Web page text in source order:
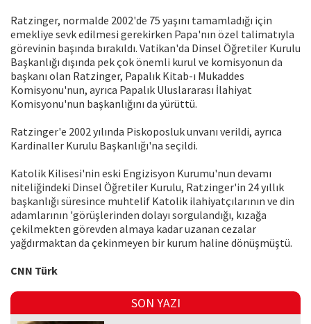
Ratzinger, normalde 2002'de 75 yaşını tamamladığı için
emekliye sevk edilmesi gerekirken Papa'nın özel talimatıyla
görevinin başında bırakıldı. Vatikan'da Dinsel Öğretiler Kurulu
Başkanlığı dışında pek çok önemli kurul ve komisyonun da
başkanı olan Ratzinger, Papalık Kitab-ı Mukaddes
Komisyonu'nun, ayrıca Papalık Uluslararası İlahiyat
Komisyonu'nun başkanlığını da yürüttü.
Ratzinger'e 2002 yılında Piskoposluk unvanı verildi, ayrıca
Kardinaller Kurulu Başkanlığı'na seçildi.
Katolik Kilisesi'nin eski Engizisyon Kurumu'nun devamı
niteliğindeki Dinsel Öğretiler Kurulu, Ratzinger'in 24 yıllık
başkanlığı süresince muhtelif Katolik ilahiyatçılarının ve din
adamlarının 'görüşlerinden dolayı sorgulandığı, kızağa
çekilmekten görevden almaya kadar uzanan cezalar
yağdırmaktan da çekinmeyen bir kurum haline dönüşmüştü.
CNN Türk
SON YAZI